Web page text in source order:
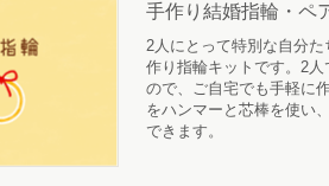
手作り結婚指輪・ペ
2人にとって特別な自分
作り指輪キットです。2
ので、ご自宅でも手軽に
をハンマーと芯棒を使い
できます。